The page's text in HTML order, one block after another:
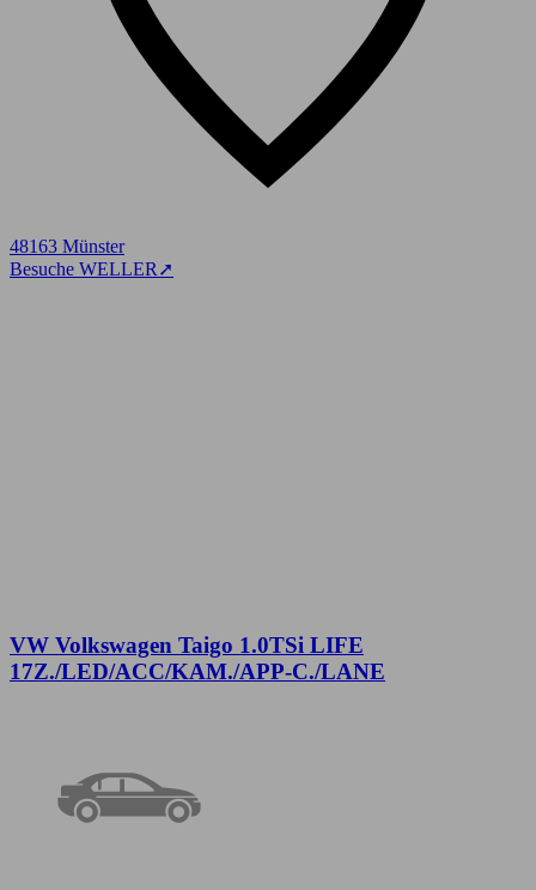
48163 Münster
Besuche WELLER ➚
VW Volkswagen Taigo 1.0TSi LIFE
17Z./LED/ACC/KAM./APP-C./LANE